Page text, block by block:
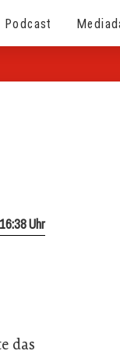
Podcast
Uhr
das